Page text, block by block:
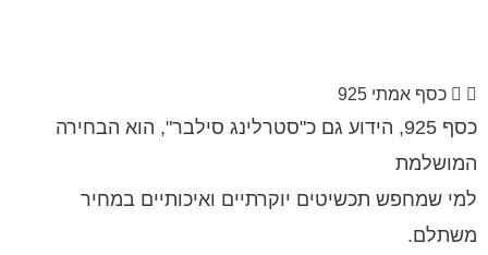
אמתי 925
כסף 925, הידוע גם כ"סטרלינג סילבר", הוא הבחירה
תכשיטים יוקרתיים ואיכותיים במחיר